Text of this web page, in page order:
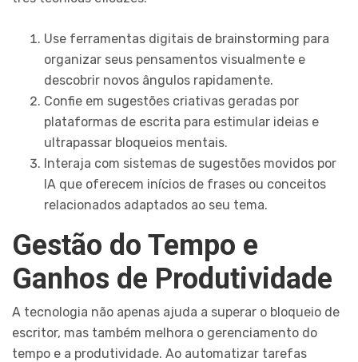
Use ferramentas digitais de brainstorming para
organizar seus pensamentos visualmente e
descobrir novos ângulos rapidamente.
Confie em sugestões criativas geradas por
plataformas de escrita para estimular ideias e
ultrapassar bloqueios mentais.
Interaja com sistemas de sugestões movidos por
IA que oferecem inícios de frases ou conceitos
relacionados adaptados ao seu tema.
Gestão do Tempo e
Ganhos de Produtividade
A tecnologia não apenas ajuda a superar o bloqueio de
escritor, mas também melhora o gerenciamento do
tempo e a produtividade. Ao automatizar tarefas